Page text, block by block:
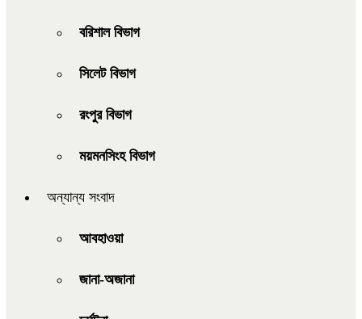
বরিশাল বিভাগ
সিলেট বিভাগ
রংপুর বিভাগ
ময়মনসিংহ বিভাগ
অন্যান্য সংবাদ
আবহাওয়া
জানা-অজানা